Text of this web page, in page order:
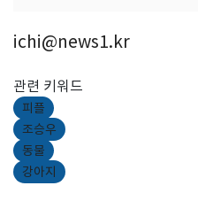
ichi@news1.kr
관련 키워드
피플
조승우
동물
강아지